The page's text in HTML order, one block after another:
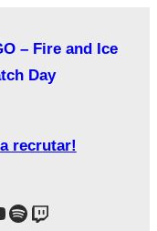
– Fire and Ice
Day
recrutar!
Threads!
Spotify
Twitch